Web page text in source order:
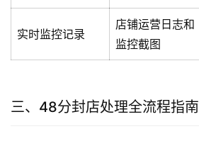
实时监控记录
店铺运营日志和
监控截图
三、48分封店处理全流程指南